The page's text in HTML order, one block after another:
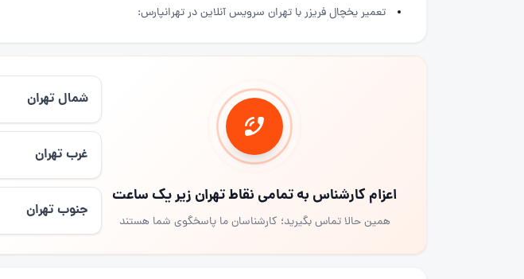
تعمیر یخچال فریزر با تهران سرویس آنلاین در تهرانپارس:
اعزام کارشناس به تمامی نقاط تهران زیر یک ساعت
همین حالا تماس بگیرید؛ کارشناسان ما پاسخگوی شما هستند
شمال تهران
غرب تهران
جنوب تهران